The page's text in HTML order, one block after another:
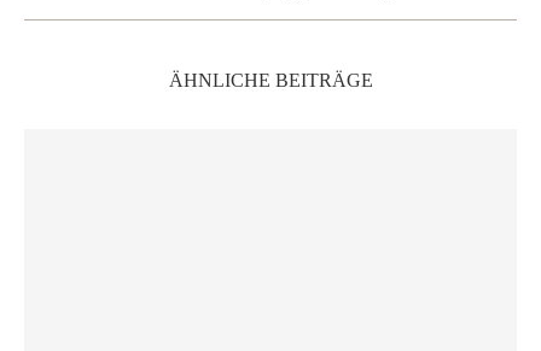
ÄHNLICHE BEITRÄGE